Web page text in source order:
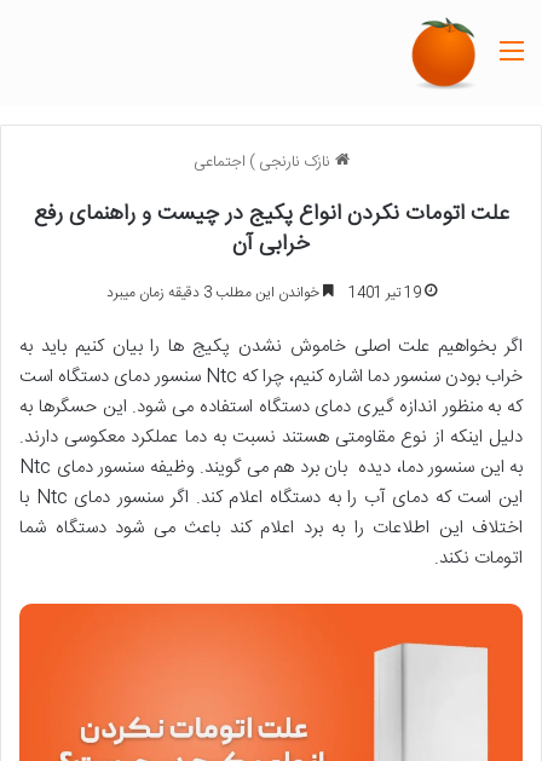
نازک نارنجی ) اجتماعی
علت اتومات نکردن انواع پکیج در چیست و راهنمای رفع
خرابی آن
19 تیر 1401 خواندن این مطلب 3 دقیقه زمان میبرد
اگر بخواهیم علت اصلی خاموش نشدن پکیج ها را بیان کنیم باید به
خراب بودن سنسور دما اشاره کنیم، چرا که Ntc سنسور دمای دستگاه است
که به منظور اندازه گیری دمای دستگاه استفاده می شود. این حسگرها به
دلیل اینکه از نوع مقاومتی هستند نسبت به دما عملکرد معکوسی دارند.
به این سنسور دما، دیده بان برد هم می گویند. وظیفه سنسور دمای Ntc
این است که دمای آب را به دستگاه اعلام کند. اگر سنسور دمای Ntc با
اختلاف این اطلاعات را به برد اعلام کند باعث می شود دستگاه شما
اتومات نکند.